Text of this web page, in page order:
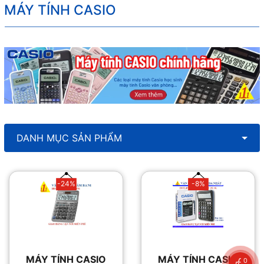
MÁY TÍNH CASIO
DANH MỤC SẢN PHẨM
-24%
MÁY TÍNH CASIO
-8%
MÁY TÍNH CASIO 0